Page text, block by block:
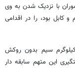
با نزدیک شدن به وی
بود، را در اقدامی
بابیان اینکه پلیس در بررسی‌های اولیه خود ۱۰ کیلوگرم سیم بدون روکش
این متهم سابقه دار